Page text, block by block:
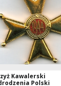
Kawalerski
Polski